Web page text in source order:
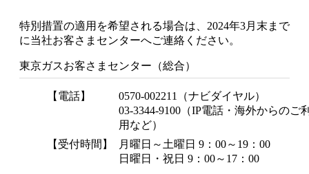
特別措置の適用を希望される場合は、2024年3月末まで
に当社お客さまセンターへご連絡ください。
東京ガスお客さまセンター（総合）
【電話】
0570-002211（ナビダイヤル）
03-3344-9100（IP電話・海外からのご
用など）
【受付時間】
月曜日～土曜日 9：00～19：00
日曜日・祝日 9：00～17：00